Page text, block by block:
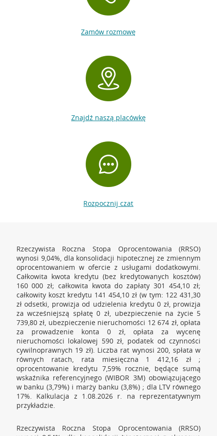
Zamów rozmowę
Znajdź naszą placówkę
Rozpocznij czat
Rzeczywista Roczna Stopa Oprocentowania (RRSO)
wynosi 9,04%, dla konsolidacji hipotecznej ze zmiennym
oprocentowaniem w ofercie z usługami dodatkowymi.
Całkowita kwota kredytu (bez kredytowanych kosztów)
160 000 zł; całkowita kwota do zapłaty 301 454,10 zł;
całkowity koszt kredytu 141 454,10 zł (w tym: 122 431,30
zł odsetki, prowizja od udzielenia kredytu 0 zł, prowizja
za wcześniejszą spłatę 0 zł, ubezpieczenie na życie 5
739,80 zł, ubezpieczenie nieruchomości 12 674 zł, opłata
za prowadzenie konta 0 zł, opłata za wycenę
nieruchomości lokalowej 590 zł, podatek od czynności
cywilnoprawnych 19 zł). Liczba rat wynosi 200, spłata w
równych ratach, rata miesięczna 1 412,16 zł ;
oprocentowanie kredytu 7,59% rocznie, będące sumą
wskaźnika referencyjnego (WIBOR 3M) obowiązującego
w banku (3,79%) i marży banku (3,8%) ; dla LTV równego
17%. Kalkulacja z 1.08.2026 r. na reprezentatywnym
przykładzie.
Rzeczywista Roczna Stopa Oprocentowania (RRSO)